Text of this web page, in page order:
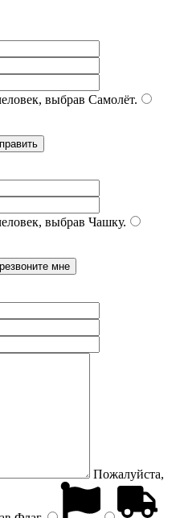
выбрав Самолёт.
выбрав Чашку.
Пожалуйста,